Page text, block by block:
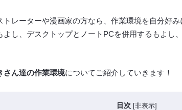
レーターや漫画家の方なら、作業環境を自分好
よし、デスクトップとノートPCを併用するもよ
さん達の作業環境についてご紹介していきます！
目次 [非表示]